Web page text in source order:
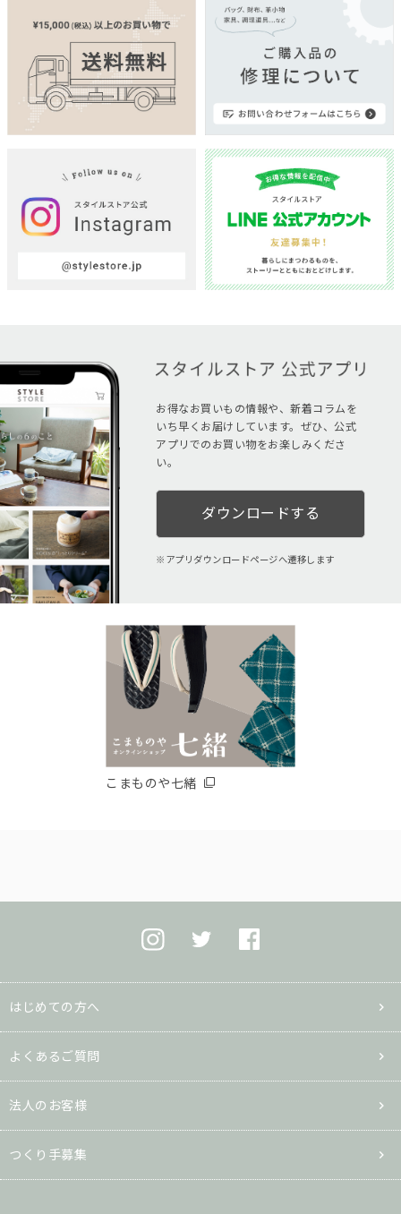
お得なお買いもの情報や、新着コラムを
いち早くお届けしています。ぜひ、公式
アプリでのお買い物をお楽しみくださ
い。
ダウンロードする
アプリダウンロードページへ遷移します
こまものや七緒
はじめての方へ
よくあるご質問
法人のお客様
つくり手募集